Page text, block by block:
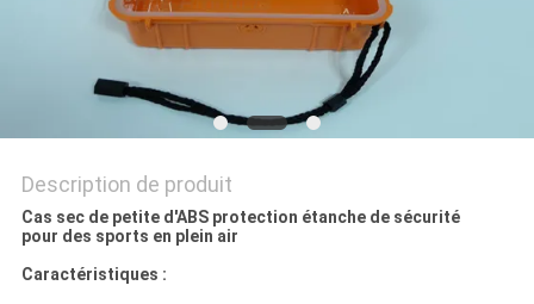
Description de produit
Cas sec de petite d'ABS protection étanche de sécurité
pour des sports en plein air
Caractéristiques :